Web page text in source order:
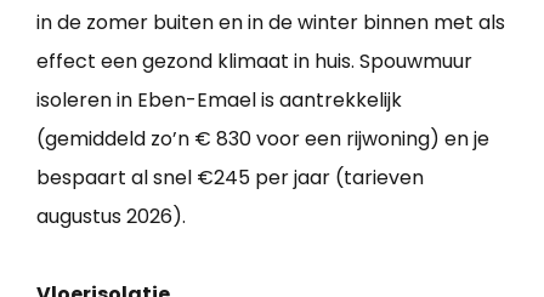
in de zomer buiten en in de winter binnen met als
effect een gezond klimaat in huis. Spouwmuur
isoleren in Eben-Emael is aantrekkelijk
(gemiddeld zo’n € 830 voor een rijwoning) en je
bespaart al snel €245 per jaar (tarieven
augustus 2026).